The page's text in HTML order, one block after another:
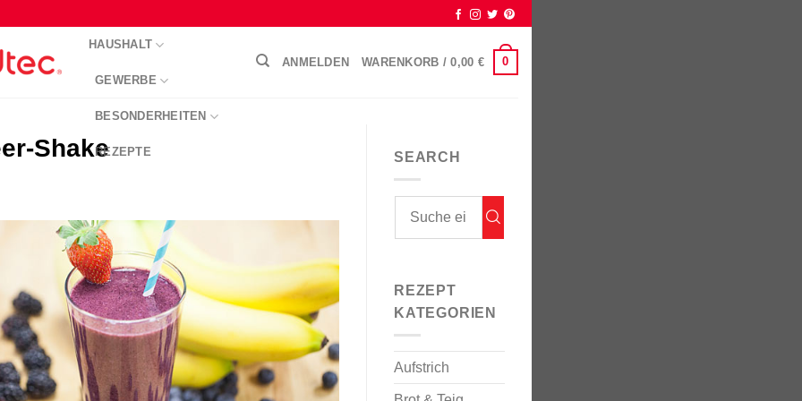
HAUSHALT
GEWERBE
BESONDERHEITEN
REZEPTE
ANMELDEN WARENKORB /0,00 € 0
Shake SEARCH
REZEPT
KATEGORIEN
Aufstrich